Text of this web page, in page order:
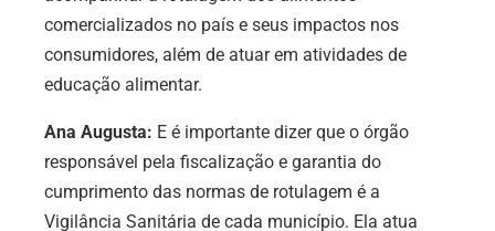
comercializados no país e seus impactos nos
consumidores, além de atuar em atividades de
educação alimentar.
Ana Augusta: E é importante dizer que o órgão
responsável pela fiscalização e garantia do
cumprimento das normas de rotulagem é a
Vigilância Sanitária de cada município. Ela atua